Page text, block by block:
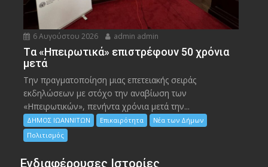
6 Αυγούστου 2026 admin admin
Tα «Ηπειρωτικά» επιστρέφουν 50 χρόνια
μετά
Την πραγματοποίηση μιας επετειακής σειράς
εκδηλώσεων με στόχο την αναβίωση των
«Ηπειρωτικών», πενήντα χρόνια μετά την...
ΔΗΜΟΣ ΙΩΑΝΝΙΤΩΝ Επικαιρότητα
Νέα των Δήμων
Πολιτισμός
Ενδιαφέρουσες Ιστορίες